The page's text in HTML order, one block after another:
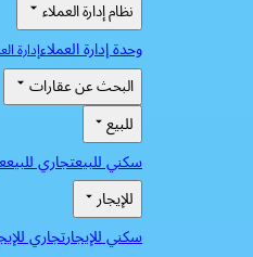
نظام إدارة العملاء
وحدة إدارة العملاءإدارة
البحث عن عقارات
للبيع
سكني للبيعتجاري للبيع
للإيجار
سكني للإيجارتجاري